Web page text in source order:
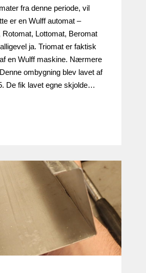
fra denne periode, vil
er en Wulff automat –
Lottomat, Beromat
ja. Triomat er faktisk
en Wulff maskine. Nærmere
ombygning blev lavet af
De fik lavet egne skjolde…